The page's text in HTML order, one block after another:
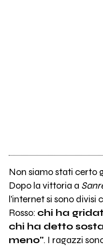
Non siamo stati certo
Dopo la vittoria a
l'internet si sono divisi
Rosso: chi ha
chi ha detto
meno". I ragazzi